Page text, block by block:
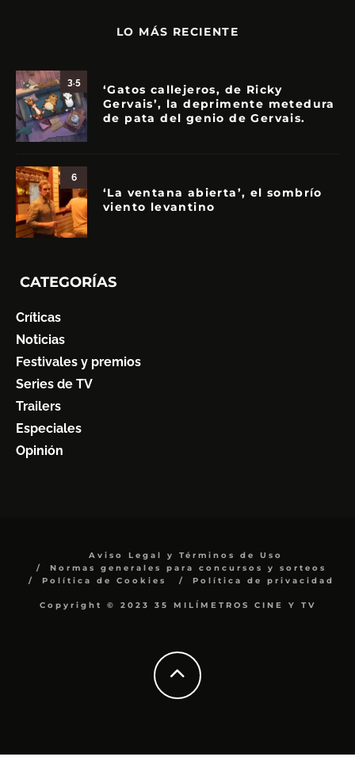
LO MÁS RECIENTE
3.5
‘Gatos callejeros, de Ricky
Gervais’, la deprimente metedura
de pata del genio de Gervais.
6
‘La ventana abierta’, el sombrío
viento levantino
CATEGORÍAS
Críticas
Noticias
Festivales y premios
Series de TV
Trailers
Especiales
Opinión
Aviso Legal y Términos de Uso
Normas generales para concursos y sorteos
Política de Cookies
Política de privacidad
Copyright © 2023 35 MILÍMETROS CINE Y TV